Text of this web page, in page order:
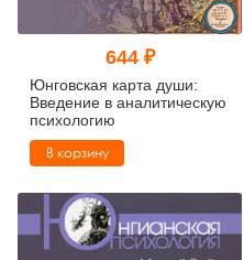
644 ₽
Юнговская карта души:
Введение в аналитическую
психологию
В корзину